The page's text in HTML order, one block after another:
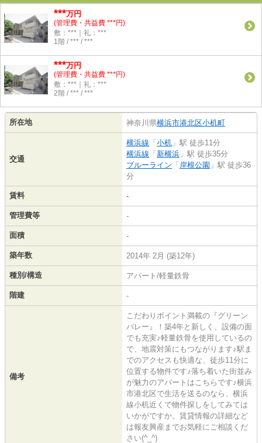
***万円
(管理費・共益費 ***円)
敷：***｜礼：***
1階 / *** / ***
***万円
(管理費・共益費 ***円)
敷：***｜礼：***
2階 / *** / ***
所在地 神奈川県横浜市港北区小机町
交通
横浜線 「 小机 」駅 徒歩11分
横浜線 「 新横浜 」駅 徒歩35分
ブルーライン 「 岸根公園 」駅 徒歩36
分
賃料 -
管理費等 -
面積 -
築年数 2014年 2月 (築12年)
種別/構造 アパート/軽量鉄骨
階建 -
備考
こだわりポイント満載の『グリーン
バレー』！築4年と新しく、設備の面
でも充実♪軽量鉄骨を使用しているの
で、地震対策にもつながります♪駅ま
でのアクセスも快適な、徒歩11分に
位置する物件です♪落ち着いた街並み
が魅力のアパートはこちらです♪横浜
市港北区で生活を送るのなら、横浜
線小机近くで物件探しをしてみては
いかがですか。賃貸情報の詳細など
は報友興産までお気軽にご相談くだ
さい(^_^)